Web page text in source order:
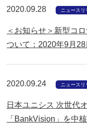
2020.09.28 ニュースリ
＜お知らせ＞新型コ
ついて：2020年9月
2020.09.24 ニュースリ
日本ユニシス 次世代
「BankVision」を中